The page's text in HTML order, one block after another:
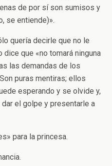
de por sí son sumisos y
se entiende)».
quería decirle que no le
dice que «no tomará ninguna
las demandas de los
puras mentiras; ellos
esperando y se olvide y,
el golpe y presentarle a
para la princesa.